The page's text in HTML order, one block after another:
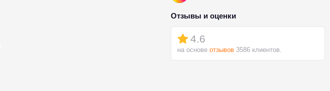
Отзывы и оценки
4.6
на основе отзывов 3586 клиентов.